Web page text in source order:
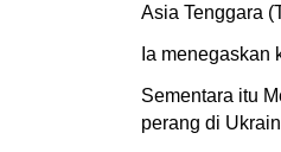
Asia Tenggara
Ia menegaskan
Sementara itu
perang di